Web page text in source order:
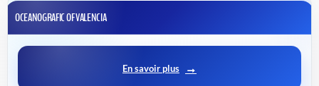
OCEANOGRAFIC OF VALENCIA
En savoir plus